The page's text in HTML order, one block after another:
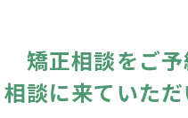
矯正相談をご
相談に来ていた